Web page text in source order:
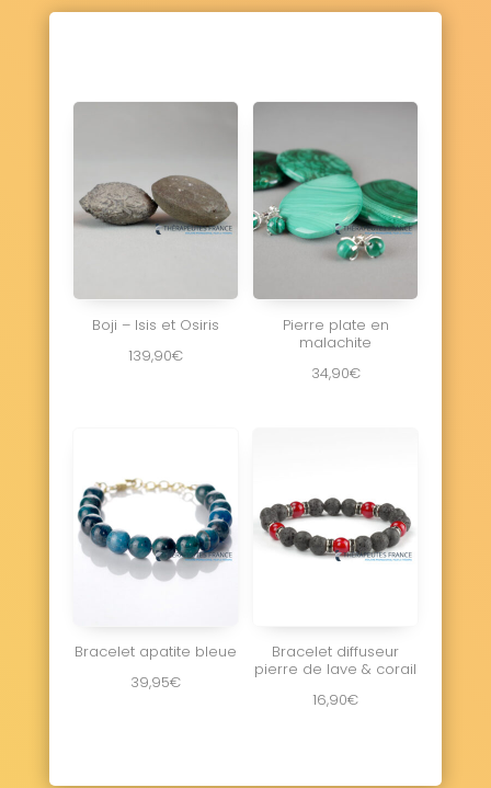
Boji – Isis et Osiris
139,90€
Pierre plate en
malachite
34,90€
Bracelet apatite bleue
39,95€
Bracelet diffuseur
pierre de lave & corail
16,90€